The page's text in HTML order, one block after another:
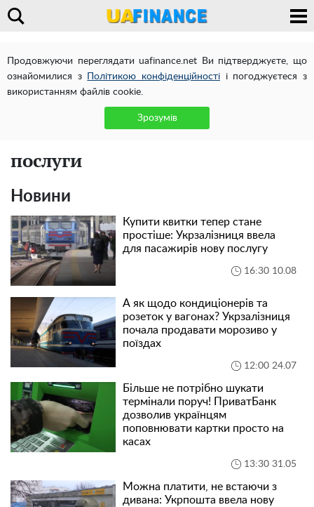
Продовжуючи переглядати uafinance.net Ви підтверджуєте, що
ознайомилися з
Політикою конфіденційності і погоджуєтеся з
використанням файлів cookie.
Зрозумів
послуги
Новини
Купити квитки тепер стане
простіше: Укрзалізниця ввела
для пасажирів нову послугу
16:30 10.08
А як щодо кондиціонерів та
розеток у вагонах? Укрзалізниця
почала продавати морозиво у
поїздах
12:00 24.07
Більше не потрібно шукати
термінали поруч! ПриватБанк
дозволив українцям
поповнювати картки просто на
касах
13:30 31.05
Можна платити, не встаючи з
дивана: Укрпошта ввела нову